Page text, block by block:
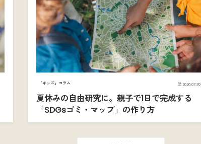
「キッズ」コラム 2026.07.30
夏休みの自由研究に。親子で1日で完成する
「SDGsゴミ・マップ」の作り方